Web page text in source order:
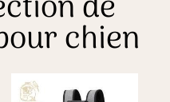
chien